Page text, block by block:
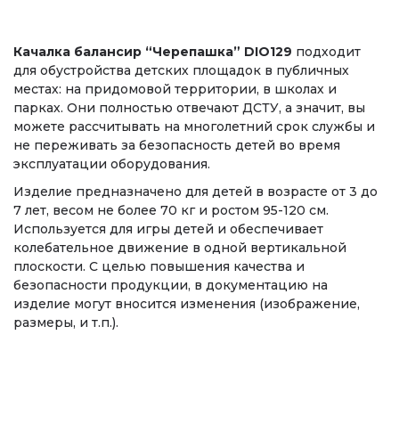
Качалка балансир “Черепашка” DIO129 подходит
для обустройства детских площадок в публичных
местах: на придомовой территории, в школах и
парках. Они полностью отвечают ДСТУ, а значит, вы
можете рассчитывать на многолетний срок службы и
не переживать за безопасность детей во время
эксплуатации оборудования.
Изделие предназначено для детей в возрасте oт 3 до
7 лет, весом не более 70 кг и ростом 95-120 см.
Используется для игры детей и обеспечивает
колебательное движение в одной вертикальной
плоскости. C целью повышения качества и
безопасности продукции, в документацию на
изделие могут вносится изменения (изображение,
размеры, и т.п.).